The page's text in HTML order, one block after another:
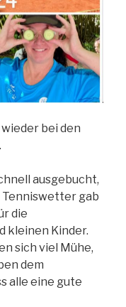
bei den
ausgebucht,
Tenniswetter gab
die
kleinen Kinder.
sich viel Mühe,
dem
alle eine gute